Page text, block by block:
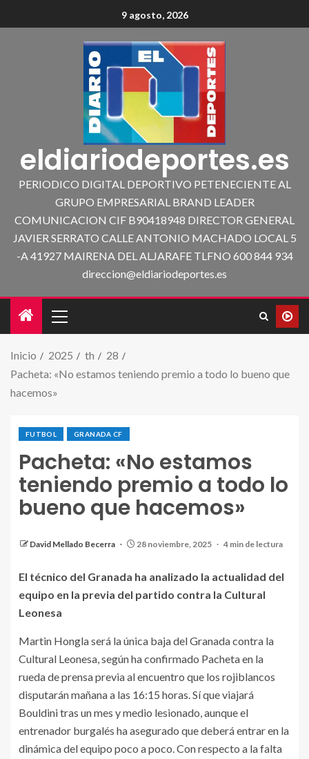
9 agosto, 2026
eldiariodeportes.es
PERIODICO DIGITAL DEPORTIVO PETENECIENTE AL
GRUPO EMPRESARIAL BRAND LEADER
COMUNICACION CIF B90418948 DIRECTOR GENERAL
JAVIER SERRATO CALLE ANTONIO MACHADO LOCAL 5
-A 41927 MAIRENA DEL ALJARAFE TLFNO 600 844 934
direccion@eldiariodeportes.es
Inicio 2025 th
28
Pacheta: «No estamos teniendo premio a todo lo bueno que
hacemos»
FUTBOL GRANADA CF
Pacheta: «No estamos
teniendo premio a todo lo
bueno que hacemos»
David Mellado Becerra 28 noviembre, 2025 4 min de lectura
Imagen de archivo de Pacheta en rueda de prensa. /
El técnico del Granada ha analizado la actualidad del
equipo en la previa del partido contra la Cultural
Leonesa
Martin Hongla será la única baja del Granada contra la
Cultural Leonesa, según ha confirmado Pacheta en la
rueda de prensa previa al encuentro que los rojiblancos
disputarán mañana a las 16:15 horas. Sí que viajará
Bouldini tras un mes y medio lesionado, aunque el
entrenador burgalés ha asegurado que deberá entrar en la
dinámica del equipo poco a poco. Con respecto a la falta